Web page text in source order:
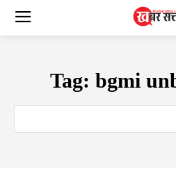
Tag: bgmi